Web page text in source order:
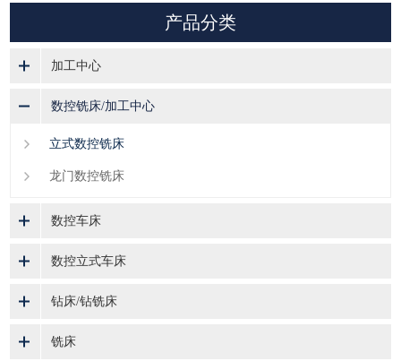
产品分类
加工中心
数控铣床/加工中心
立式数控铣床
龙门数控铣床
数控车床
数控立式车床
钻床/钻铣床
铣床